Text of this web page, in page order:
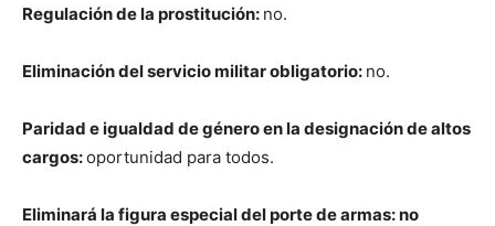
Regulación de la prostitución: no.
Eliminación del servicio militar obligatorio: no.
Paridad e igualdad de género en la designación de altos
cargos:oportunidad para todos.
Eliminará la figura especial del porte de armas: no